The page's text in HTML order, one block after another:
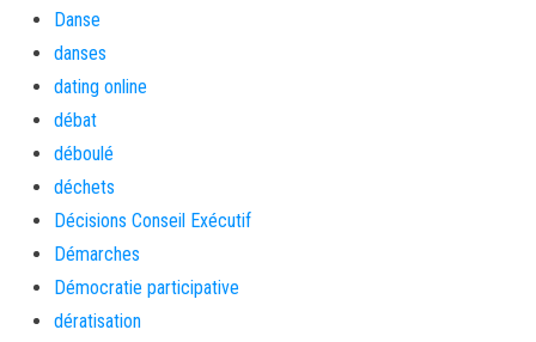
Danse
danses
dating online
débat
déboulé
déchets
Décisions Conseil Exécutif
Démarches
Démocratie participative
dératisation